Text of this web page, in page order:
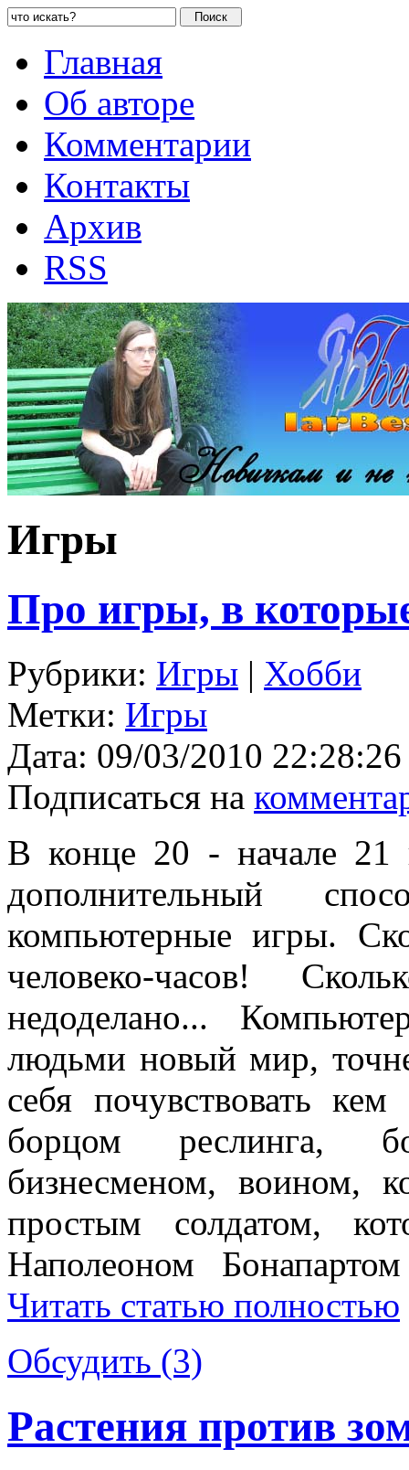
Главная
Об авторе
Комментарии
Контакты
Архив
RSS
Игры
Про игры, в
Рубрики: Игры | Хобби
Метки: Игры
Дата: 09/03/2010 22:28:26
Подписаться на
В конце 20 - начале 21
дополнительный
компьютерные игры.
человеко-часов!
недоделано...
людьми новый мир,
себя почувствовать
борцом реслинга,
бизнесменом, воином,
простым солдатом,
Наполеоном
Читать статью полностью
Обсудить (3)
Растения против